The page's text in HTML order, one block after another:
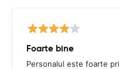
Foarte bine
Personalul este foarte